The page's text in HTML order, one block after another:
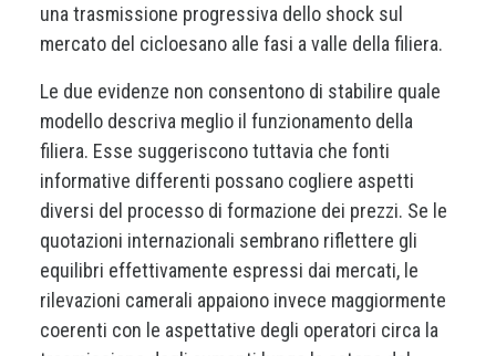
una trasmissione progressiva dello shock sul
mercato del cicloesano alle fasi a valle della filiera.
Le due evidenze non consentono di stabilire quale
modello descriva meglio il funzionamento della
filiera. Esse suggeriscono tuttavia che fonti
informative differenti possano cogliere aspetti
diversi del processo di formazione dei prezzi. Se le
quotazioni internazionali sembrano riflettere gli
equilibri effettivamente espressi dai mercati, le
rilevazioni camerali appaiono invece maggiormente
coerenti con le aspettative degli operatori circa la